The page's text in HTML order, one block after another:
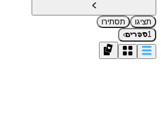
תציגו
תסתירו
1ספרים›